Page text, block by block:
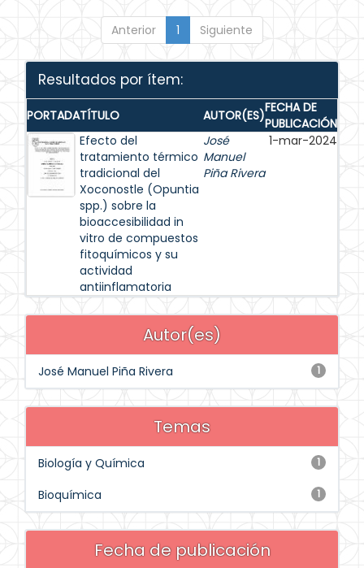
Anterior 1 Siguiente
Resultados por ítem:
PORTADATÍTULO AUTOR(ES)FECHA DE
PUBLICACIÓN
Efecto del
tratamiento térmico
tradicional del
Xoconostle (Opuntia
spp.) sobre la
bioaccesibilidad in
vitro de compuestos
fitoquímicos y su
actividad
antiinflamatoria
José
Manuel
Piña Rivera
1-mar-2024
Autor(es)
1
José Manuel Piña Rivera
Temas
1
Biología y Química
1
Bioquímica
Fecha de publicación